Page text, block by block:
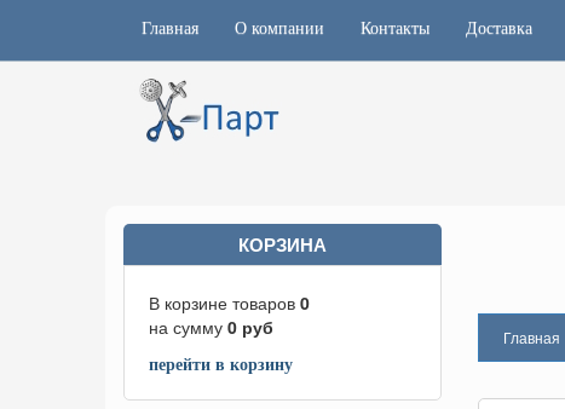
Главная О компании Контакты Доставка
Главная
КОРЗИНА
В корзине товаров 0
на сумму 0 руб
перейти в корзину